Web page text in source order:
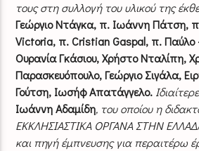
τους στη συλλογή του υλικού της
Γεώργιο Ντάγκα, π. Ιωάννη Πάτση,
Victoria, π. Cristian Gaspal, π. Παύλο
Ουρανία Γκάσιου, Χρήστο Νταλίπη,
Παρασκευόπουλο, Γεώργιο Σιγάλα,
Γούτση, Ιωσήφ Απατάγγελο.
Ιωάννη Αδαμίδη, του οποίου η
ΕΚΚΛΗΣΙΑΣΤΙΚΑ ΟΡΓΑΝΑ ΣΤΗΝ
και πηγή έμπνευσης για περαιτέρω